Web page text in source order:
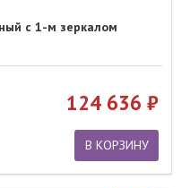
с 1-м зеркалом
124 636
В КОРЗИНУ